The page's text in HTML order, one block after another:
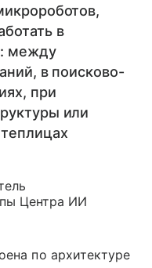
в
между
в поисково-
при
или
Центра ИИ
по архитектуре